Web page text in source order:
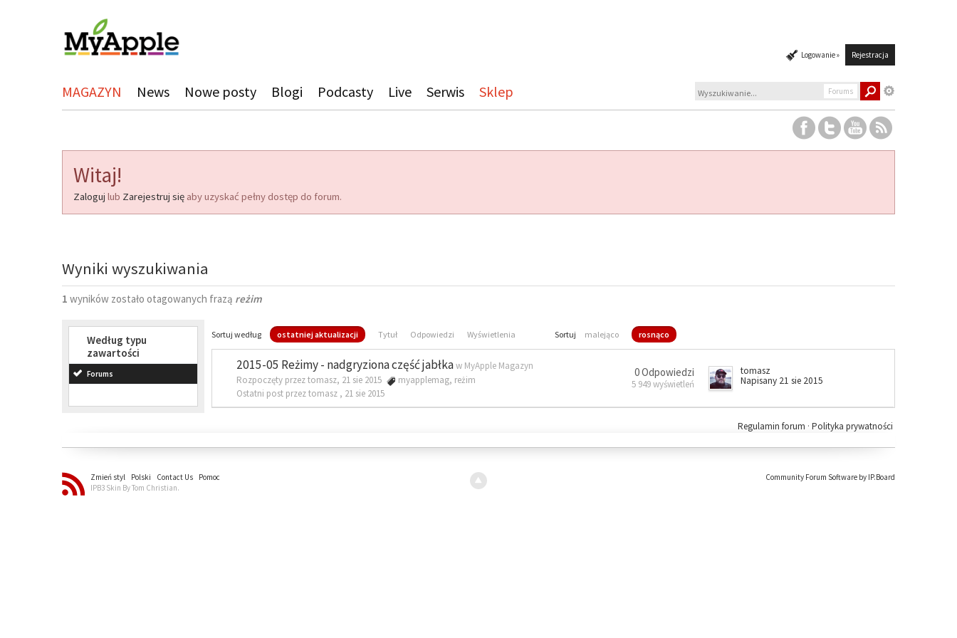
Logowanie » Rejestracja
MAGAZYN News Nowe posty Blogi Podcasty Live Serwis Sklep Forums
Witaj!
Zaloguj lub Zarejestruj się aby uzyskać pełny dostęp do forum.
Wyniki wyszukiwania
1 wyników zostało otagowanych frazą reżim
Według typu
zawartości
Forums
Sortuj według ostatniej aktualizacji Tytuł Odpowiedzi Wyświetlenia Sortuj malejąco rosnąco
2015-05 Reżimy - nadgryziona część jabłkaw MyApple Magazyn
Rozpoczęty przez tomasz, 21 sie 2015
myapplemag, reżim
Ostatni post przez tomasz , 21 sie 2015
0 Odpowiedzi
5 949 wyświetleń
tomasz
Napisany 21 sie 2015
Polityka prywatności
Regulamin forum ·
Zmień styl Polski Contact Us
Pomoc
IPB3 Skin By Tom Christian.
Community Forum Software by IP.Board